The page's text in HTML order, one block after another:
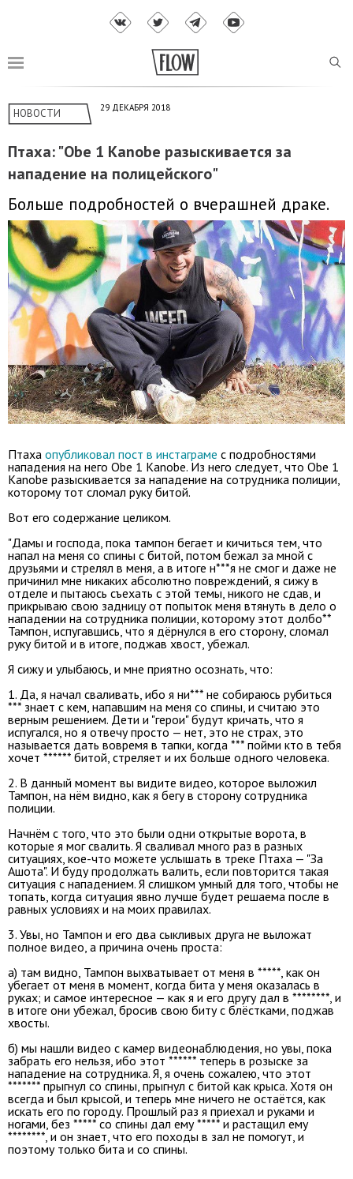
НОВОСТИ 29 ДЕКАБРЯ 2018
Птаха: "Obe 1 Kanobe разыскивается за
нападение на полицейского"
Больше подробностей о вчерашней драке.
Птаха опубликовал пост в инстаграме с подробностями
нападения на него Obe 1 Kanobe. Из него следует, что Obe 1
Kanobe разыскивается за нападение на сотрудника полиции,
которому тот сломал руку битой.
Вот его содержание целиком.
"Дамы и господа, пока тампон бегает и кичиться тем, что
напал на меня со спины с битой, потом бежал за мной с
друзьями и стрелял в меня, а в итоге н***я не смог и даже не
причинил мне никаких абсолютно повреждений, я сижу в
отделе и пытаюсь съехать с этой темы, никого не сдав, и
прикрываю свою задницу от попыток меня втянуть в дело о
нападении на сотрудника полиции, которому этот долбо**
Тампон, испугавшись, что я дёрнулся в его сторону, сломал
руку битой и в итоге, поджав хвост, убежал.
Я сижу и улыбаюсь, и мне приятно осознать, что:
1. Да, я начал сваливать, ибо я ни*** не собираюсь рубиться
*** знает с кем, напавшим на меня со спины, и считаю это
верным решением. Дети и "герои" будут кричать, что я
испугался, но я отвечу просто — нет, это не страх, это
называется дать вовремя в тапки, когда *** пойми кто в тебя
хочет ****** битой, стреляет и их больше одного человека.
2. В данный момент вы видите видео, которое выложил
Тампон, на нём видно, как я бегу в сторону сотрудника
полиции.
Начнём с того, что это были одни открытые ворота, в
которые я мог свалить. Я сваливал много раз в разных
ситуациях, кое-что можете услышать в треке Птаха — "За
Ашота". И буду продолжать валить, если повторится такая
ситуация с нападением. Я слишком умный для того, чтобы не
топать, когда ситуация явно лучше будет решаема после в
равных условиях и на моих правилах.
3. Увы, но Тампон и его два сыкливых друга не выложат
полное видео, а причина очень проста:
а) там видно, Тампон выхватывает от меня в *****, как он
убегает от меня в момент, когда бита у меня оказалась в
руках; и самое интересное — как я и его другу дал в ********, и
в итоге они убежал, бросив свою биту с блёстками, поджав
хвосты.
б) мы нашли видео с камер видеонаблюдения, но увы, пока
забрать его нельзя, ибо этот ****** теперь в розыске за
нападение на сотрудника. Я, я очень сожалею, что этот
******* прыгнул со спины, прыгнул с битой как крыса. Хотя он
всегда и был крысой, и теперь мне ничего не остаётся, как
искать его по городу. Прошлый раз я приехал и руками и
ногами, без ***** со спины дал ему ***** и растащил ему
********, и он знает, что его походы в зал не помогут, и
поэтому только бита и со спины.